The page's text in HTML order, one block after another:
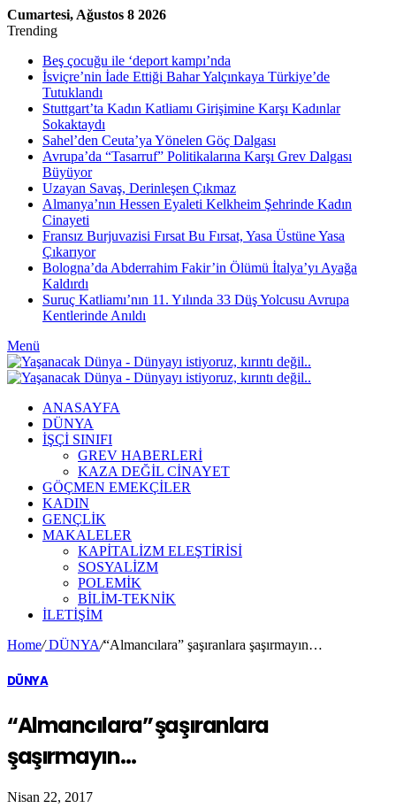
Cumartesi, Ağustos 8 2026
Trending
Beş çocuğu ile ‘deport kampı’nda
İsviçre’nin İade Ettiği Bahar Yalçınkaya Türkiye’de
Tutuklandı
Stuttgart’ta Kadın Katliamı Girişimine Karşı Kadınlar
Sokaktaydı
Sahel’den Ceuta’ya Yönelen Göç Dalgası
Avrupa’da “Tasarruf” Politikalarına Karşı Grev Dalgası
Büyüyor
Uzayan Savaş, Derinleşen Çıkmaz
Almanya’nın Hessen Eyaleti Kelkheim Şehrinde Kadın
Cinayeti
Fransız Burjuvazisi Fırsat Bu Fırsat, Yasa Üstüne Yasa
Çıkarıyor
Bologna’da Abderrahim Fakir’in Ölümü İtalya’yı Ayağa
Kaldırdı
Suruç Katliamı’nın 11. Yılında 33 Düş Yolcusu Avrupa
Kentlerinde Anıldı
Menü
ANASAYFA
DÜNYA
İŞÇİ SINIFI
GREV HABERLERİ
KAZA DEĞİL CİNAYET
GÖÇMEN EMEKÇİLER
KADIN
GENÇLİK
MAKALELER
KAPİTALİZM ELEŞTİRİSİ
SOSYALİZM
POLEMİK
BİLİM-TEKNİK
ILETIŞIM
Home/DÜNYA/“Almancılara” şaşıranlara şaşırmayın…
DÜNYA
“Almancılara” şaşıranlara
şaşırmayın…
Nisan 22, 2017